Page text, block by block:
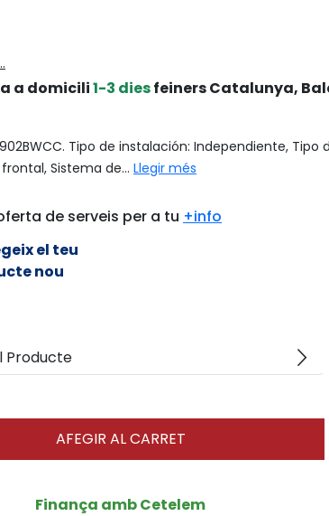
a domicili1-3 diesfeiners Catalunya,
Tipo de instalación: Independiente, Tipo
Sistema de... Llegir més
de serveis per a tu +info
el teu
nou
Producte arrow_forward_ios
AFEGIR AL CARRET
Finança amb Cetelem